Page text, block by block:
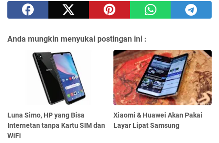
Anda mungkin menyukai postingan ini :
Luna Simo, HP yang Bisa
Internetan tanpa Kartu SIM dan
WiFi
Xiaomi & Huawei Akan Pakai
Layar Lipat Samsung